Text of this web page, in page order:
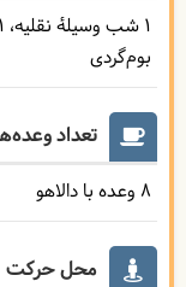
1 شب وسیلۀ نقلیه 1 شب کمپ (چادر)
بوم‌گردی
تعداد
8 وعده با دالاهو
محل حرکت